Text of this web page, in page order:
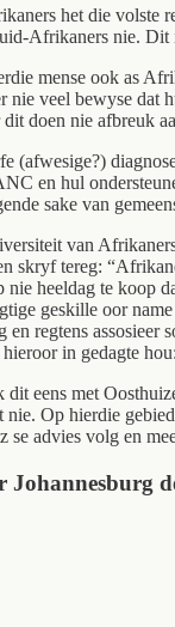
het die volste
Afrikaners nie. Dit
mense ook as
nie veel bewyse
doen nie afbreuk
(afwesige?)
en hul
sake van
van
skryf tereg:
heeldag te koop
geskille oor
en regtens
in gedagte
dit eens met
nie. Op hierdie
advies volg en
Johannesburg